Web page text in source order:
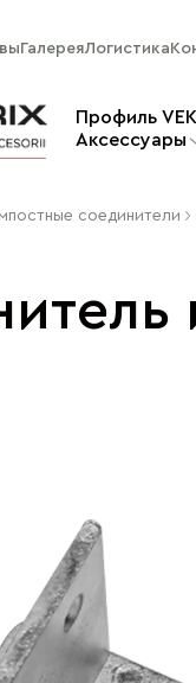
ГалереяЛогистика
Профиль
Aксессуары
соединители